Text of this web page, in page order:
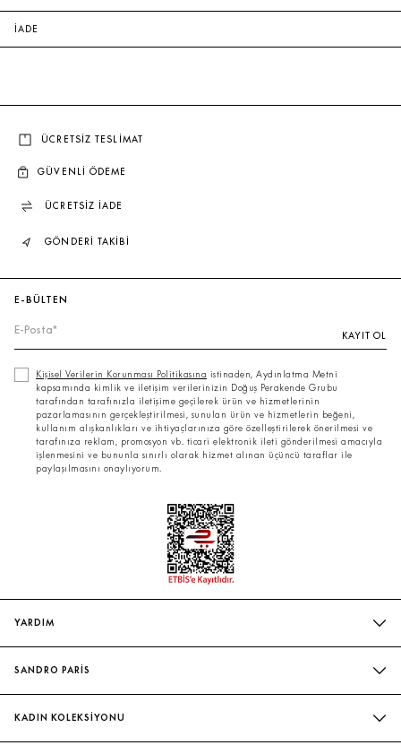
İADE
ÜCRETSİZ TESLİMAT
GÜVENLİ ÖDEME
ÜCRETSİZ İADE
GÖNDERİ TAKİBİ
E-BÜLTEN
KAYIT OL
Kişisel Verilerin Korunması Politikasına istinaden, Aydınlatma Metni
kapsamında kimlik ve iletişim verilerinizin Doğuş Perakende Grubu
tarafından tarafınızla iletişime geçilerek ürün ve hizmetlerinin
pazarlamasının gerçekleştirilmesi, sunulan ürün ve hizmetlerin beğeni,
kullanım alışkanlıkları ve ihtiyaçlarınıza göre özelleştirilerek önerilmesi ve
tarafınıza reklam, promosyon vb. ticari elektronik ileti gönderilmesi amacıyla
işlenmesini ve bununla sınırlı olarak hizmet alınan üçüncü taraflar ile
paylaşılmasını onaylıyorum.
YARDIM
TESLIMAT VE İADE
SANDRO PARİS
KADIN KOLEKSİYONU